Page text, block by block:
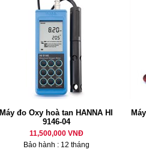
Máy đo Oxy hoà tan HANNA HI
9146-04
11,500,000 VNĐ
Bảo hành : 12 tháng